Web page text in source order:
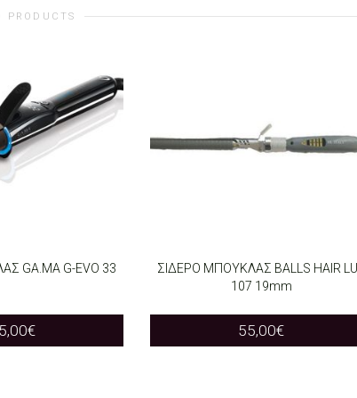
PRODUCTS
GA.MA G-EVO 33
€
ΣΙΔΕΡΟ ΜΠΟΥΚΛΑΣ BALLS HAIR
107 19mm
55,00€